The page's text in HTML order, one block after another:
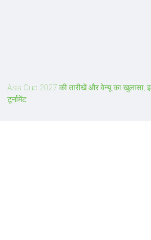
Asia Cup 2027 की तारीखें और वेन्यू का खुलासा,
टूर्नामेंट